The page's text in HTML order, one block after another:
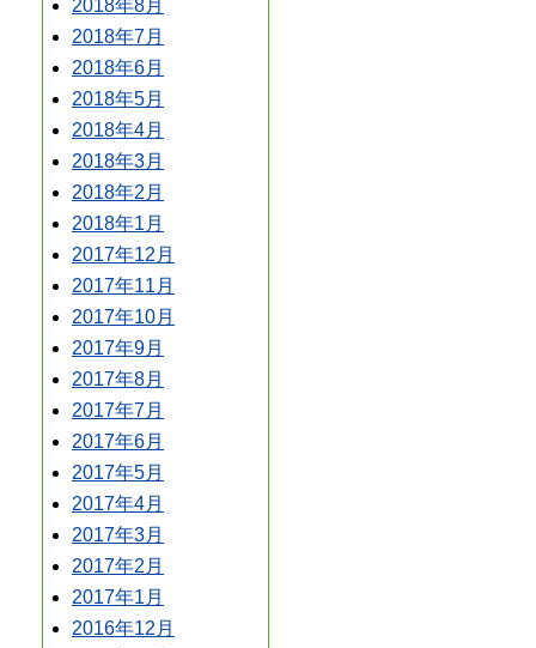
2018年8月
2018年7月
2018年6月
2018年5月
2018年4月
2018年3月
2018年2月
2018年1月
2017年12月
2017年11月
2017年10月
2017年9月
2017年8月
2017年7月
2017年6月
2017年5月
2017年4月
2017年3月
2017年2月
2017年1月
2016年12月